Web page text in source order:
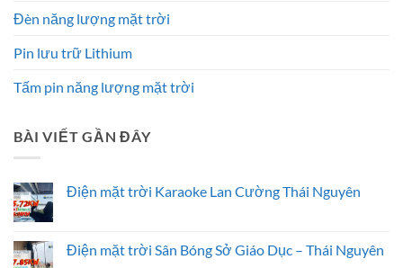
Đèn năng lượng mặt trời
Pin lưu trữ Lithium
Tấm pin năng lượng mặt trời
BÀI VIẾT GẦN ĐÂY
Điện mặt trời Karaoke Lan Cường Thái Nguyên
luận
ở
Điện mặt trời Sân Bóng Sở Giáo Dục – Thái Nguyên